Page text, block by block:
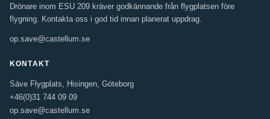
Drönare inom ESU 209 kräver godkännande från flygplatsen före
flygning. Kontakta oss i god tid innan planerat uppdrag.
op.save@castellum.se
KONTAKT
Säve Flygplats, Hisingen, Göteborg
+46(0)31 744 09 09
op.save@castellum.se